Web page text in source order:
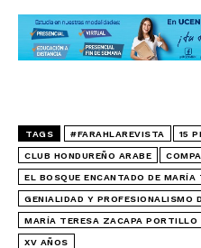
TAGS #FARAHLAREVISTA 15
CLUB HONDUREÑO ARABE
EL BOSQUE ENCANTADO DE MARÍA
GENIALIDAD Y PROFESIONALISMO
MARÍA TERESA ZACAPA PORTILLO
XV AÑOS